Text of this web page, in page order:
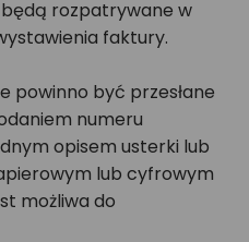
rozpatrywane w
faktury.
powinno być przesłane
numeru
opisem usterki lub
lub cyfrowym
możliwa do